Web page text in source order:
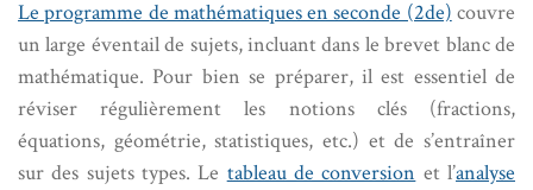
Le programme de mathématiques en seconde (2de) couvre
un large éventail de sujets, incluant dans le brevet blanc de
mathématique. Pour bien se préparer, il est essentiel de
réviser régulièrement les notions clés (fractions,
équations, géométrie, statistiques, etc.) et de s’entraîner
sur des sujets types. Le tableau de conversion et l’analyse